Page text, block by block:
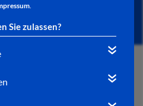
.
Sie zulassen?